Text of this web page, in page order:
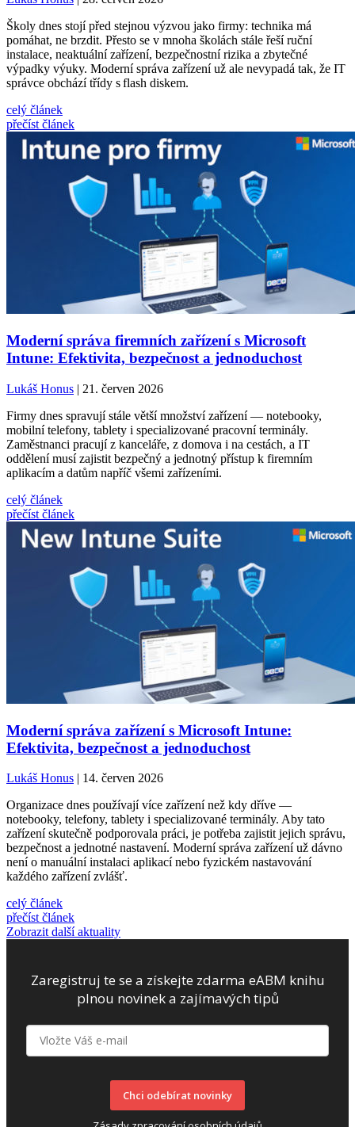
Školy dnes stojí před stejnou výzvou jako firmy: technika má
pomáhat, ne brzdit. Přesto se v mnoha školách stále řeší ruční
instalace, neaktuální zařízení, bezpečnostní rizika a zbytečné
výpadky výuky. Moderní správa zařízení už ale nevypadá tak, že IT
správce obchází třídy s flash diskem.
celý článek
přečíst článek
Moderní správa firemních zařízení s Microsoft
Intune: Efektivita, bezpečnost a jednoduchost
Lukáš Honus | 21. červen 2026
Firmy dnes spravují stále větší množství zařízení — notebooky,
mobilní telefony, tablety i specializované pracovní terminály.
Zaměstnanci pracují z kanceláře, z domova i na cestách, a IT
oddělení musí zajistit bezpečný a jednotný přístup k firemním
aplikacím a datům napříč všemi zařízeními.
celý článek
přečíst článek
Moderní správa zařízení s Microsoft Intune:
Efektivita, bezpečnost a jednoduchost
Lukáš Honus | 14. červen 2026
Organizace dnes používají více zařízení než kdy dříve —
notebooky, telefony, tablety i specializované terminály. Aby tato
zařízení skutečně podporovala práci, je potřeba zajistit jejich správu,
bezpečnost a jednotné nastavení. Moderní správa zařízení už dávno
není o manuální instalaci aplikací nebo fyzickém nastavování
každého zařízení zvlášť.
celý článek
přečíst článek
Zobrazit další aktuality
Zaregistruj te se a získejte zdarma eABM knihu
plnou novinek a zajímavých tipů
Chci odebírat novinky